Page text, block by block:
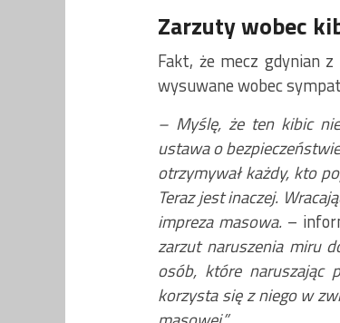
Zarzuty wobec
Fakt, że mecz gdynian
wysuwane wobec
– Myślę, że ten kibic
ustawa o
otrzymywał każdy, kto
Teraz jest inaczej.
impreza masowa. –
zarzut naruszenia miru
osób, które naruszając
korzysta się z niego w